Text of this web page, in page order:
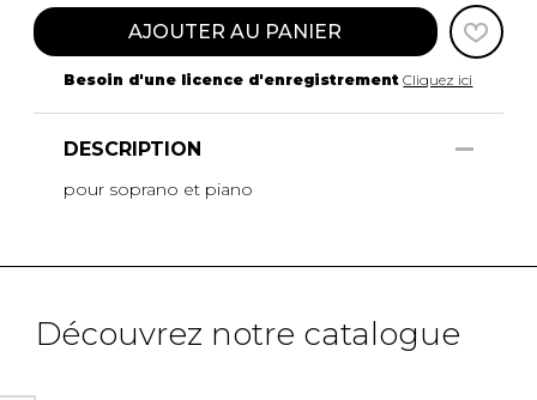
AJOUTER AU PANIER
Besoin d'une licence d'enregistrement Cliquez ici
DESCRIPTION
pour soprano et piano
Découvrez notre catalogue